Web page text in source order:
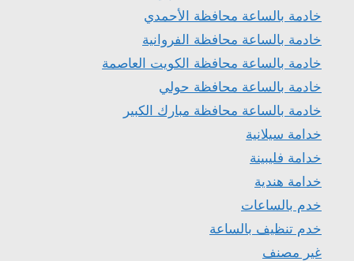
خادمة بالساعة محافظة الأحمدي
خادمة بالساعة محافظة الفروانية
خادمة بالساعة محافظة الكويت العاصمة
خادمة بالساعة محافظة حولي
خادمة بالساعة محافظة مبارك الكبير
خدامة سيلانية
خدامة فليبينة
خدامة هندية
خدم بالساعات
خدم تنظيف بالساعة
غير مصنف